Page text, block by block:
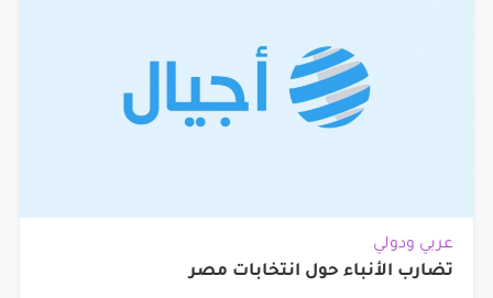
عربي ودولي
تضارب الأنباء حول انتخابات مصر